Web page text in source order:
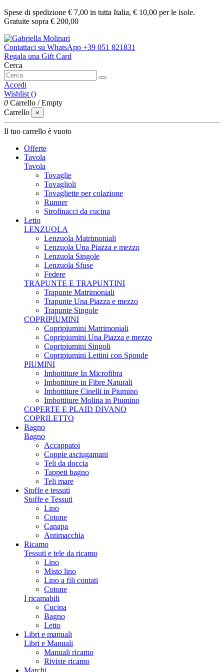
Spese di spedizione € 7,00 in tutta Italia, € 10,00 per le isole.
Gratuite sopra € 200,00
Contattaci su WhatsApp +39 051 821831
Regala una Gift Card
Cerca
Accedi
Wishlist ()
0 Carrello /Empty
Carrello
×
Il tuo carrello è vuoto
Offerte
Tavola
Tavola
Tovaglie
Tovaglioli
Tovagliette per colazione
Runner
Strofinacci da cucina
Letto
LENZUOLA
Lenzuola Matrimoniali
Lenzuola Una Piazza e mezzo
Lenzuola Singole
Lenzuola Sfuse
Federe
TRAPUNTE E TRAPUNTINI
Trapunte Matrimoniali
Trapunte Una Piazza e mezzo
Trapunte Singole
COPRIPIUMINI
Copripiumini Matrimoniali
Copripiumini Una Piazza e mezzo
Copripiumini Singoli
Copripiumini Lettini con Sponde
PIUMINI
Imbottiture In Microfibra
Imbottiture in Fibre Naturali
Imbottiture Cinelli in Piumino
Imbottiture Molina in Piumino
COPERTE E PLAID DIVANO
COPRILETTO
Bagno
Bagno
Accappatoi
Coppie asciugamani
Teli da doccia
Tappeti bagno
Teli mare
Stoffe e tessuti
Stoffe e Tessuti
Lino
Cotone
Canapa
Antimacchia
Ricamo
Tessuti e tele da ricamo
Lino
Misto lino
Lino a fili contati
Cotone
I ricamabili
Cucina
Bagno
Letto
Libri e manuali
Libri e Manuali
Manuali ricamo
Riviste ricamo
Marchi